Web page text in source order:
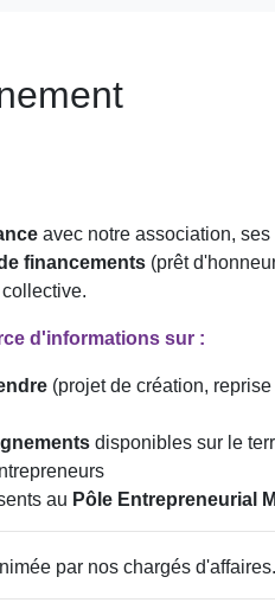
avec notre association, ses
financements(prêt
d'informations sur :
(projet de création,
disponibles sur le
auPôle Entrepreneurial
par nos chargés d'affaires.